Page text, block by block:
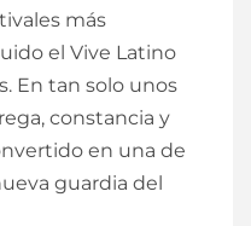
más
el Vive Latino
En tan solo unos
constancia y
en una de
guardia del